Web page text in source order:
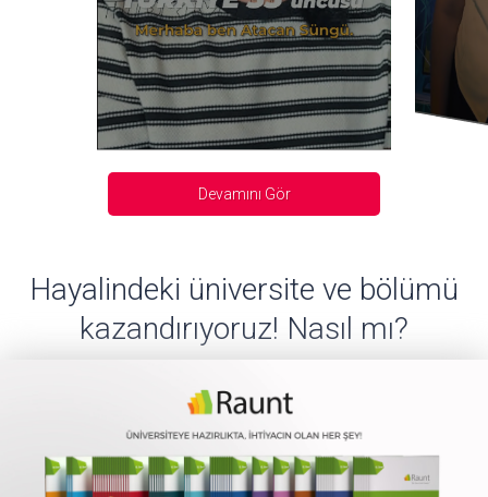
Devamını Gör
Hayalindeki üniversite ve bölümü
kazandırıyoruz! Nasıl mı?